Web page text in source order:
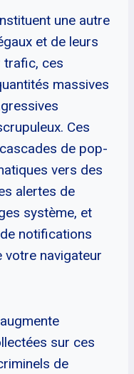
une autre
et de leurs
trafic, ces
massives
Ces
de pop-
vers des
alertes de
système, et
notifications
votre navigateur
sur ces
de